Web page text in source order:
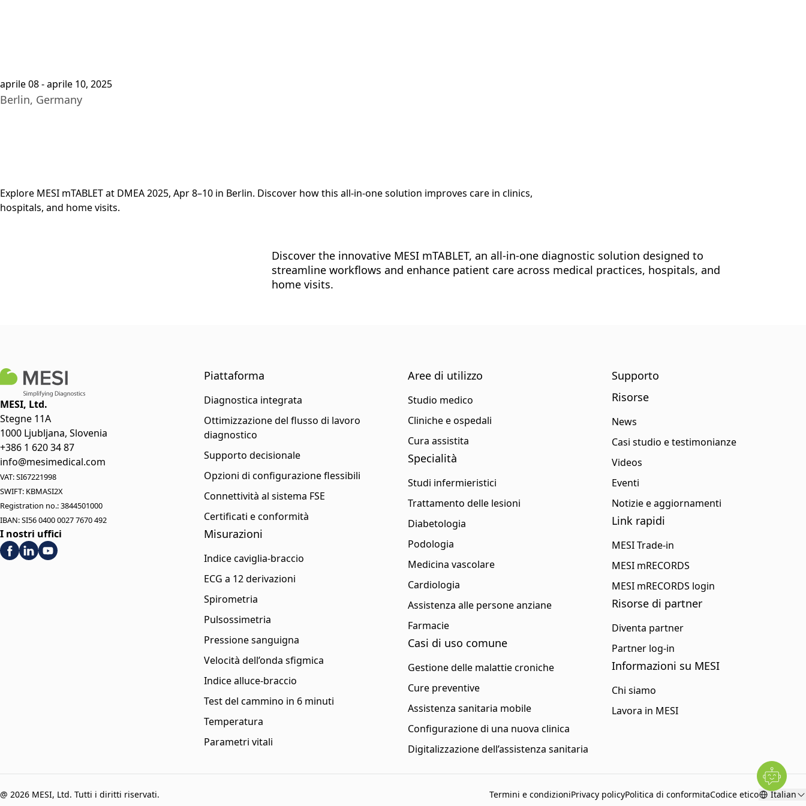
aprile 08 - aprile 10, 2025
Berlin, Germany
Explore MESI mTABLET at DMEA 2025, Apr 8–10 in Berlin. Discover how this all-in-one solution improves care in clinics,
hospitals, and home visits.
Discover the innovative MESI mTABLET, an all-in-one diagnostic solution designed to
streamline workflows and enhance patient care across medical practices, hospitals, and
home visits.
MESI, Ltd.
Stegne 11A
1000 Ljubljana, Slovenia
+386 1 620 34 87
info@mesimedical.com
VAT: SI67221998
SWIFT: KBMASI2X
Registration no.: 3844501000
IBAN: SI56 0400 0027 7670 492
I nostri uffici
Piattaforma
Diagnostica integrata
Ottimizzazione del flusso di lavoro
diagnostico
Supporto decisionale
Opzioni di configurazione flessibili
Connettività al sistema FSE
Certificati e conformità
Misurazioni
Indice caviglia-braccio
ECG a 12 derivazioni
Spirometria
Pulsossimetria
Pressione sanguigna
Velocità dell’onda sfigmica
Indice alluce-braccio
Test del cammino in 6 minuti
Temperatura
Parametri vitali
Aree di utilizzo
Studio medico
Cliniche e ospedali
Cura assistita
Specialità
Studi infermieristici
Trattamento delle lesioni
Diabetologia
Podologia
Medicina vascolare
Cardiologia
Assistenza alle persone anziane
Farmacie
Casi di uso comune
Gestione delle malattie croniche
Cure preventive
Assistenza sanitaria mobile
Configurazione di una nuova clinica
Digitalizzazione dell’assistenza sanitaria
Supporto
Risorse
News
Casi studio e testimonianze
Videos
Eventi
Notizie e aggiornamenti
Link rapidi
MESI Trade-in
MESI mRECORDS
MESI mRECORDS login
Risorse di partner
Diventa partner
Partner log-in
Informazioni su MESI
Chi siamo
Lavora in MESI
@ 2026 MESI, Ltd. Tutti i diritti riservati. Termini e condizioniPrivacy policyPolitica di conformitaCodice etico Italian